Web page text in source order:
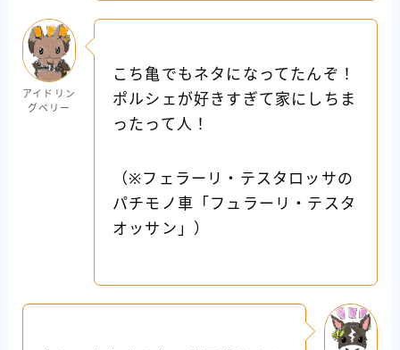
アイドリン
グベリー
こち亀でもネタになってたんぞ！
ポルシェが好きすぎて家にしちま
ったって人！
（※フェラーリ・テスタロッサの
パチモノ車「フュラーリ・テスタ
オッサン」）